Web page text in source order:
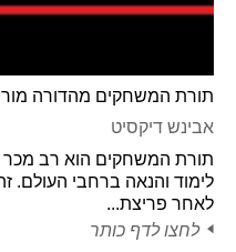
תורת המשחקים מהדורה
אבינש דיקסיט
תורת המשחקים הוא רב מכר
לאחר פריצת...
לחצו לדף כותר